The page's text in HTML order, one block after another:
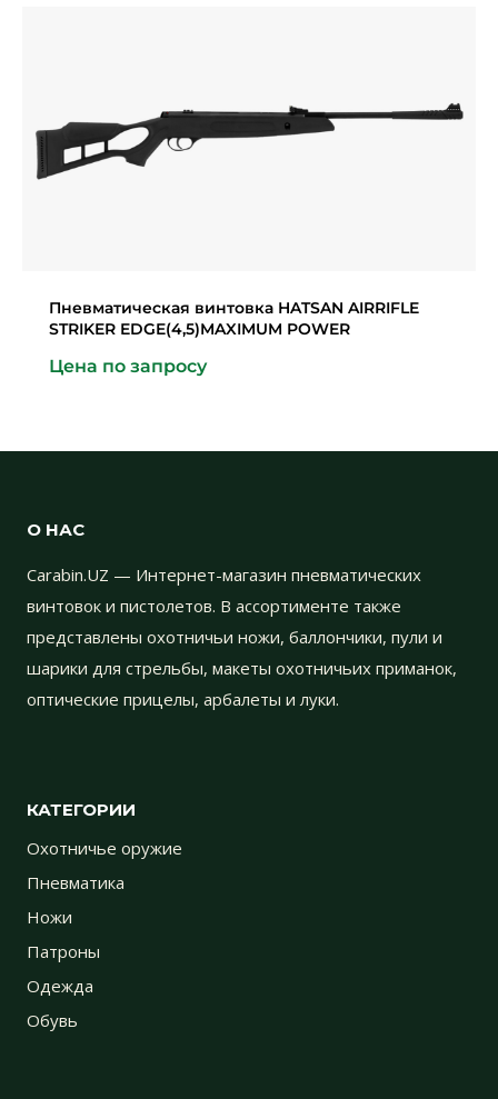
Пневматическая винтовка HATSAN AIRRIFLE
STRIKER EDGE(4,5)MAXIMUM POWER
Цена по запросу
О НАС
Carabin.UZ — Интернет-магазин пневматических
винтовок и пистолетов. В ассортименте также
представлены охотничьи ножи, баллончики, пули и
шарики для стрельбы, макеты охотничьих приманок,
оптические прицелы, арбалеты и луки.
КАТЕГОРИИ
Охотничье оружие
Пневматика
Ножи
Патроны
Одежда
Обувь